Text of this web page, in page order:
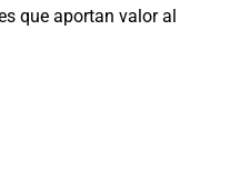
que aportan valor al